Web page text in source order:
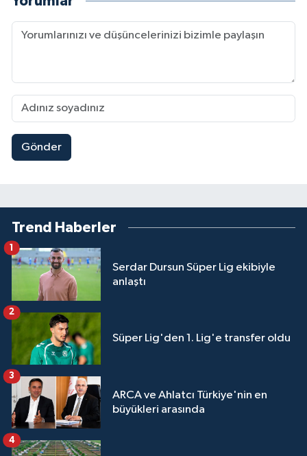
Gönder
Trend Haberler
Serdar Dursun Süper Lig ekibiyle
anlaştı
1
Süper Lig'den 1. Lig'e transfer oldu
2
ARCA ve Ahlatcı Türkiye'nin en
büyükleri arasında
3
4